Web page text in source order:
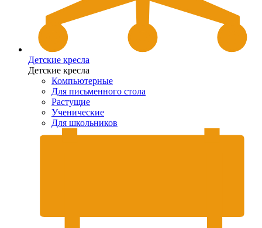
Детские кресла
Детские кресла
Компьютерные
Для письменного стола
Растущие
Ученические
Для школьников